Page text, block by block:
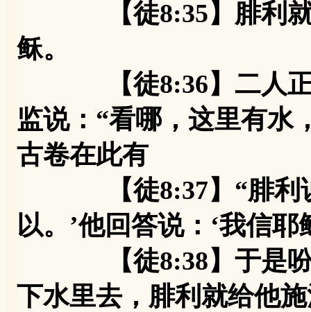
【徒8:35】腓利就开
稣。
【徒8:36】二人正往
监说：“看哪，这里有水
古卷在此有
【徒8:37】“腓利说
以。’他回答说：‘我信
【徒8:38】于是吩咐
下水里去，腓利就给他